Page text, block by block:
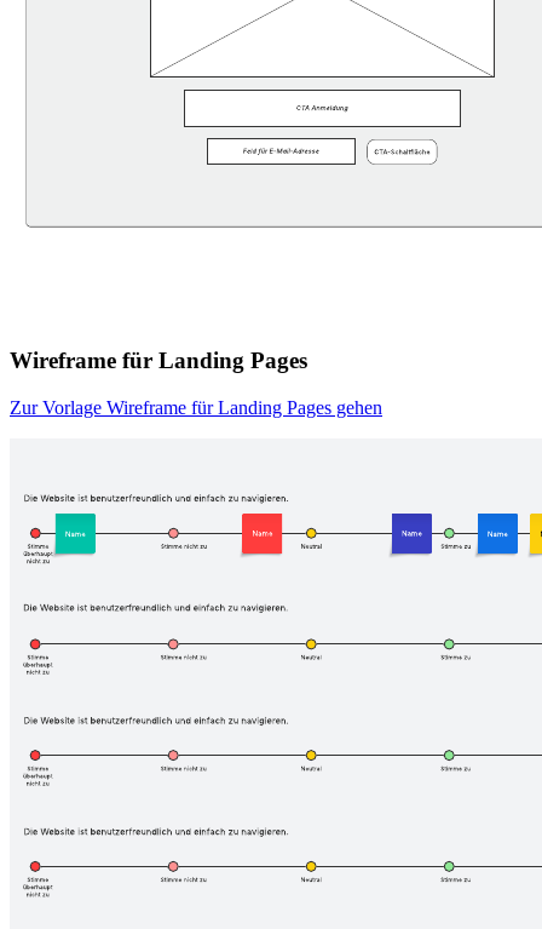
Wireframe für Landing Pages
Zur Vorlage Wireframe für Landing Pages gehen